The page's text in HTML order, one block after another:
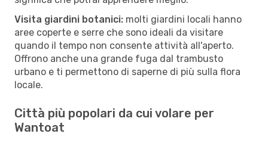
Visita giardini botanici: molti giardini locali hanno
aree coperte e serre che sono ideali da visitare
quando il tempo non consente attività all'aperto.
Offrono anche una grande fuga dal trambusto
urbano e ti permettono di saperne di più sulla flora
locale.
Città più popolari da cui volare per
Wantoat